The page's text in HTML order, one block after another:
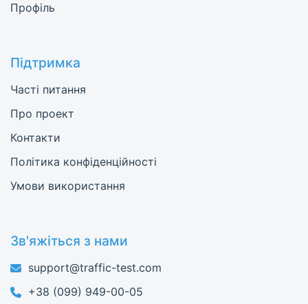
Профіль
Підтримка
Часті питання
Про проект
Контакти
Політика конфіденційності
Умови використання
Зв'яжіться з нами
support@traffic-test.com
+38 (099) 949-00-05